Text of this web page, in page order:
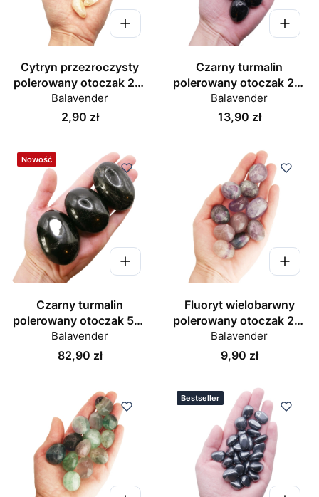
Cytryn przezroczysty
polerowany otoczak 25-
30 mm
Balavender
Cena
2,90 zł
Czarny turmalin
polerowany otoczak 25-
30 mm
Balavender
Cena
13,90 zł
Nowość
Czarny turmalin
polerowany otoczak 50-
60 mm
Balavender
Cena
82,90 zł
Fluoryt wielobarwny
polerowany otoczak 25-
30 mm
Balavender
Cena
9,90 zł
Bestseller